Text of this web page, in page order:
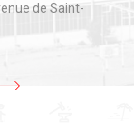
de Saint-